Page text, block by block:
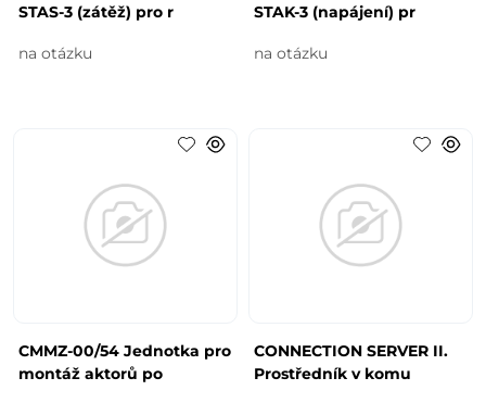
STAS-3 (zátěž) pro r
na otázku
STAK-3 (napájení) pr
na otázku
CMMZ-00/54 Jednotka pro
montáž aktorů po
CONNECTION SERVER II.
Prostředník v komu